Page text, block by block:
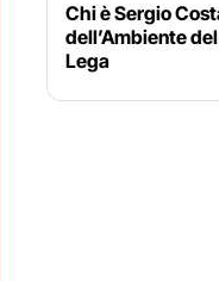
Chi è Sergio
dell’Ambiente
Lega